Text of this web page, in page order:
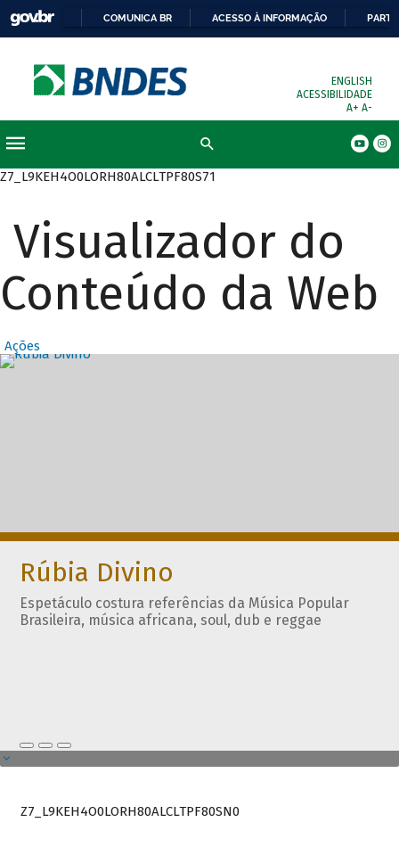
COMUNICA BR ACESSO À INFORMAÇÃO
ENGLISH
ACESSIBILIDADE
A+ A-
Z7_L9KEH4O0LORH80ALCLTPF80S71
Visualizador do
Conteúdo da Web
Ações
Destaques
Rúbia Divino
Espetáculo costura referências da Música Popular
Brasileira, música africana, soul, dub e reggae
Z7_L9KEH4O0LORH80ALCLTPF80SN0